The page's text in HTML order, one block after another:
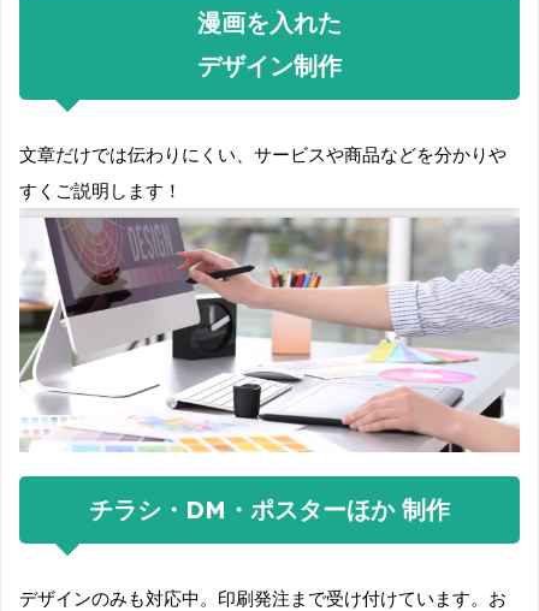
楽天で購入
クイズつき『桃太郎電鉄2』で学ぶ
47都道府県地理・歴史攻略 西日本
編
価格：1,760円（税込、送料無料)
(2026/7/24時点)
楽天で購入
漫画を入れた
デザイン制作
文章だけでは伝わりにくい、サービスや商品などを分かりや
すくご説明します！
チラシ・DM・ポスターほか 制作
デザインのみも対応中。印刷発注まで受け付けています。お